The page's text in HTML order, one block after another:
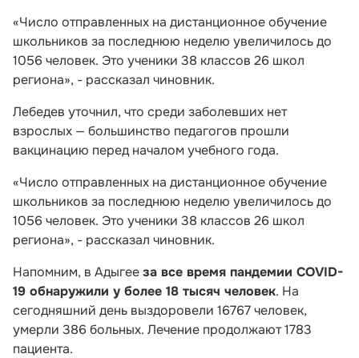
«Число отправленных на дистанционное обучение
школьников за последнюю неделю увеличилось до
1056 человек. Это ученики 38 классов 26 школ
региона», - рассказал чиновник.
Лебедев уточнил, что среди заболевших нет
взрослых — большинство педагогов прошли
вакцинацию перед началом учебного года.
«Число отправленных на дистанционное обучение
школьников за последнюю неделю увеличилось до
1056 человек. Это ученики 38 классов 26 школ
региона», - рассказал чиновник.
Напомним, в Адыгееза все время пандемии COVID-
19 обнаружили у более 18 тысяч человек. На
сегодняшний день выздоровели 16767 человек,
умерли 386 больных. Лечение продолжают 1783
пациента.